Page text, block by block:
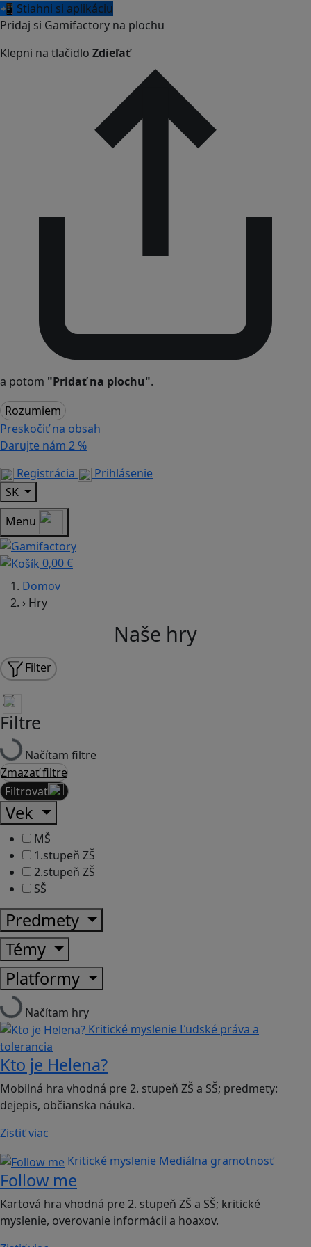
📲 Stiahni si aplikáciu
Pridaj si Gamifactory na plochu
Klepni na tlačidlo Zdieľať
a potom "Pridať na plochu".
Rozumiem
Preskočiť na obsah
Darujte nám 2 %
Registrácia
Prihlásenie
SK
Menu
0,00 €
Domov
› Hry
Naše hry
Filter
Filtre
Načítam filtre
Zmazať filtre
Filtrovať
Vek
MŠ
1.stupeň ZŠ
2.stupeň ZŠ
SŠ
Predmety
Témy
Platformy
Načítam hry
Kritické myslenie Ľudské práva a
tolerancia
Kto je Helena?
Mobilná hra vhodná pre 2. stupeň ZŠ a SŠ; predmety:
dejepis, občianska náuka.
Zistiť viac
Kritické myslenie Mediálna gramotnosť
Follow me
Kartová hra vhodná pre 2. stupeň ZŠ a SŠ; kritické
myslenie, overovanie informácii a hoaxov.